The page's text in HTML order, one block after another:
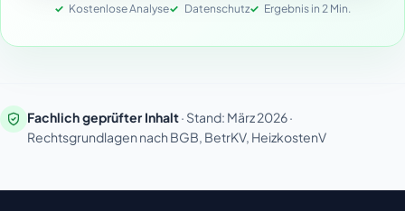
Kostenlose Analyse Datenschutz Ergebnis in 2 Min.
Fachlich geprüfter Inhalt· Stand: März 2026 ·
Rechtsgrundlagen nach BGB, BetrKV, HeizkostenV